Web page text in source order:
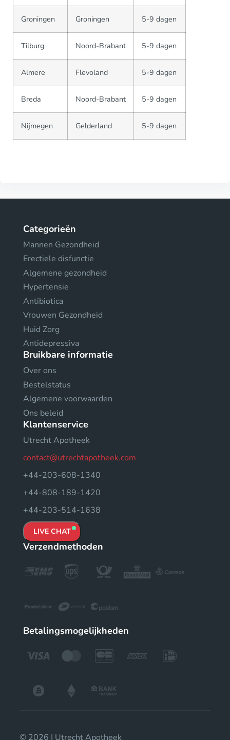
Groningen Groningen 5-9 dagen
Tilburg Noord-Brabant 5-9 dagen
Almere Flevoland 5-9 dagen
Breda Noord-Brabant 5-9 dagen
Nijmegen Gelderland 5-9 dagen
Categorieën
Mannen Gezondheid
Erectiele disfunctie
Algemene gezondheid
Hypertensie
Antibiotica
Vrouwen Gezondheid
Huid Zorg
Antidepressiva
Bruikbare informatie
Over ons
Bestelstatus
Algemene voorwaarden
Ons beleid
Klantenservice
Utrecht Apotheek
contact@utrechtapotheek.com
+44-203-608-1340
+44-808-189-1420
+44-203-514-1638
LIVE CHAT
Verzendmethoden
Betalingsmogelijkheden
© 2026 | Utrecht Apotheek